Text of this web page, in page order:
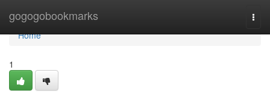
gogogobookmarks
Home
Home
1